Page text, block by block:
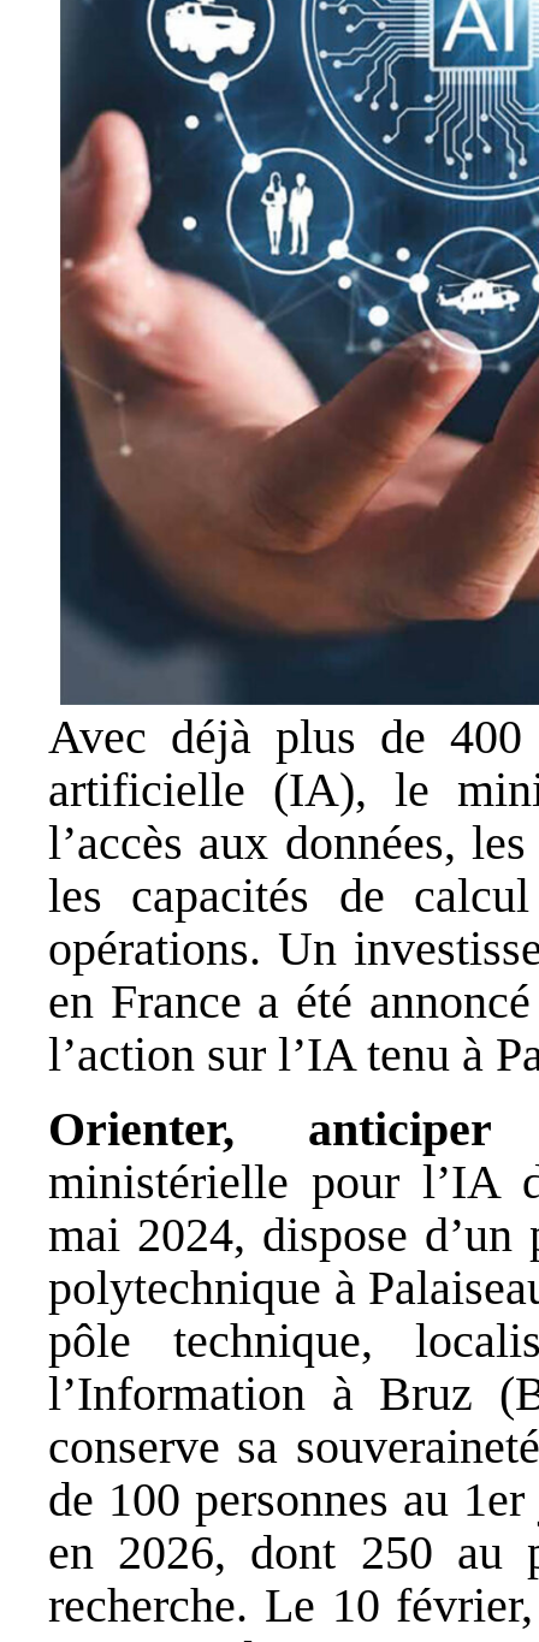
Avec déjà plus de 400
artificielle (IA), le
l’accès aux données,
les capacités de
opérations. Un
en France a été
l’action sur l’IA tenu à
Orienter,
ministérielle pour l’IA
mai 2024, dispose d’un
polytechnique à
pôle technique,
l’Information à Bruz
conserve sa
de 100 personnes au
en 2026, dont 250 au
recherche. Le 10